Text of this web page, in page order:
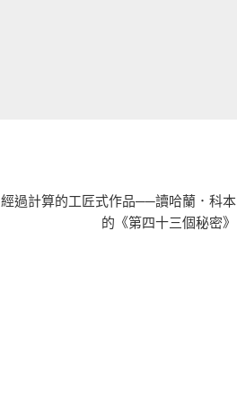
經過計算的工匠式作品──讀哈蘭．科本
的《第四十三個秘密》